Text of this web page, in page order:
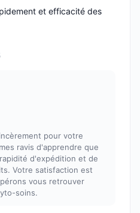
et efficacité des
pour votre
ravis d'apprendre que
d'expédition et de
Votre satisfaction est
vous retrouver
soins.